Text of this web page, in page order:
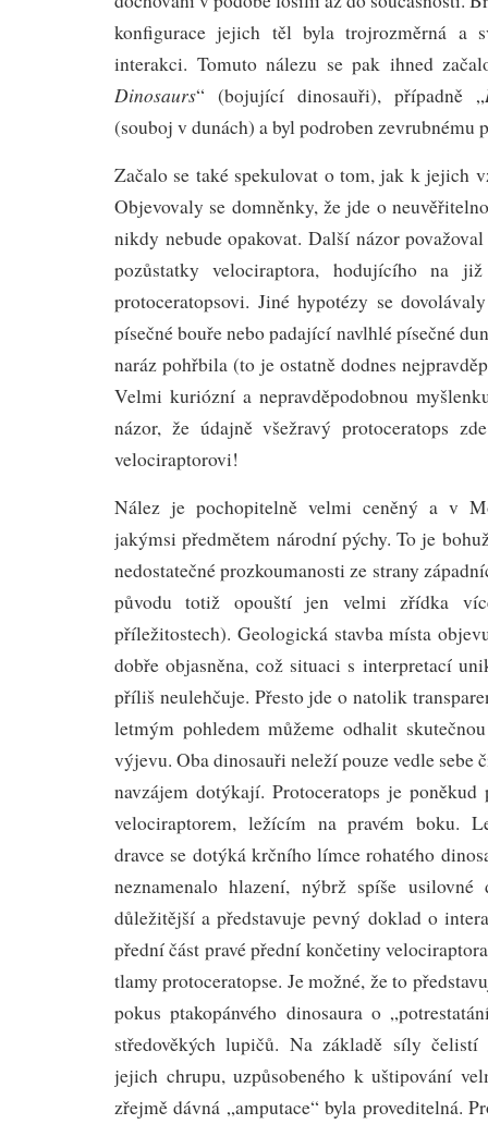
konfigurace jejich těl byla trojrozměrná a
interakci. Tomuto nálezu se pak ihned
Dinosaurs“ (bojující dinosauři), případně „
(souboj v dunách) a byl podroben zevrubnému
Začalo se také spekulovat o tom, jak k jejich
Objevovaly se domněnky, že jde o
nikdy nebude opakovat. Další názor
pozůstatky velociraptora, hodujícího na
protoceratopsovi. Jiné hypotézy se
písečné bouře nebo padající navlhlé písečné
naráz pohřbila (to je ostatně dodnes
Velmi kuriózní a nepravděpodobnou
názor, že údajně všežravý protoceratops
velociraptorovi!
Nález je pochopitelně velmi ceněný a v
jakýmsi předmětem národní pýchy. To je
nedostatečné prozkoumanosti ze strany
původu totiž opouští jen velmi zřídka
příležitostech). Geologická stavba místa
dobře objasněna, což situaci s interpretací
příliš neulehčuje. Přesto jde o natolik
letmým pohledem můžeme odhalit
výjevu. Oba dinosauři neleží pouze vedle sebe
navzájem dotýkají. Protoceratops je
velociraptorem, ležícím na pravém boku.
dravce se dotýká krčního límce rohatého
neznamenalo hlazení, nýbrž spíše
důležitější a představuje pevný doklad o
přední část pravé přední končetiny
tlamy protoceratopse. Je možné, že to
pokus ptakopánvého dinosaura o
středověkých lupičů. Na základě síly
jejich chrupu, uzpůsobeného k uštipování
zřejmě dávná „amputace“ byla proveditelná.